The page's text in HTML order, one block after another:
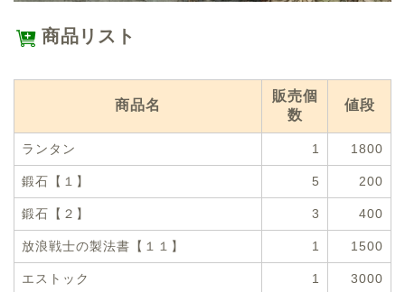
商品リスト
商品名
販売個
数
値段
ランタン 1 1800
鍛石【１】 5 200
鍛石【２】 3 400
放浪戦士の製法書【１１】 1 1500
エストック 1 3000